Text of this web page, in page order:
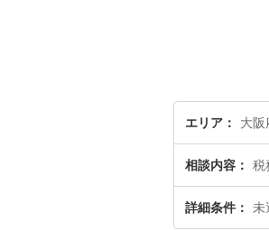
エリア 大阪
相談内容 税
詳細条件 未